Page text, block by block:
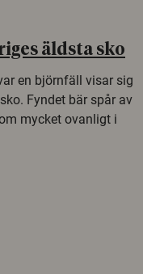
äldsta sko
en björnfäll visar sig
Fyndet bär spår av
mycket ovanligt i